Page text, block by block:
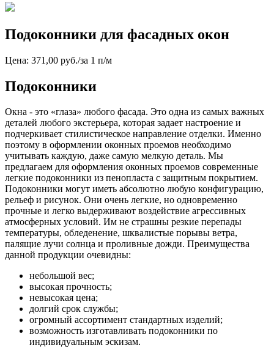
Подоконники для фасадных окон
Цена: 371,00 руб./за 1 п/м
Подоконники
Окна - это «глаза» любого фасада. Это одна из самых важных
деталей любого экстерьера, которая задает настроение и
подчеркивает стилистическое направление отделки. Именно
поэтому в оформлении оконных проемов необходимо
учитывать каждую, даже самую мелкую деталь. Мы
предлагаем для оформления оконных проемов современные
легкие подоконники из пенопласта с защитным покрытием.
Подоконники могут иметь абсолютно любую конфигурацию,
рельеф и рисунок. Они очень легкие, но одновременно
прочные и легко выдерживают воздействие агрессивных
атмосферных условий. Им не страшны резкие перепады
температуры, обледенение, шквалистые порывы ветра,
палящие лучи солнца и проливные дожди. Преимущества
данной продукции очевидны:
небольшой вес;
высокая прочность;
невысокая цена;
долгий срок службы;
огромный ассортимент стандартных изделий;
возможность изготавливать подоконники по
индивидуальным эскизам.